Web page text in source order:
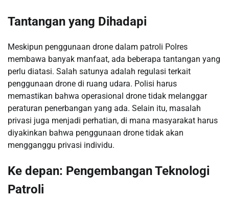
Tantangan yang Dihadapi
Meskipun penggunaan drone dalam patroli Polres
membawa banyak manfaat, ada beberapa tantangan yang
perlu diatasi. Salah satunya adalah regulasi terkait
penggunaan drone di ruang udara. Polisi harus
memastikan bahwa operasional drone tidak melanggar
peraturan penerbangan yang ada. Selain itu, masalah
privasi juga menjadi perhatian, di mana masyarakat harus
diyakinkan bahwa penggunaan drone tidak akan
mengganggu privasi individu.
Ke depan: Pengembangan Teknologi
Patroli